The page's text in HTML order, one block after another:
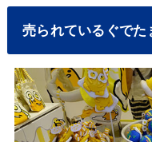
売られているぐで